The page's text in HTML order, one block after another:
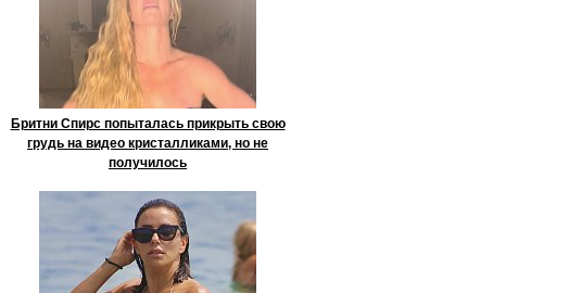
Бритни Спирс попыталась прикрыть свою
грудь на видео кристалликами, но не
получилось